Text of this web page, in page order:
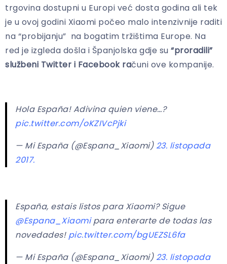
trgovina dostupni u Europi već dosta godina ali tek
je u ovoj godini Xiaomi počeo malo intenzivnije raditi
na “probijanju” na bogatim tržištima Europe. Na
red je izgleda došla i Španjolska gdje su “proradili”
službeni Twitter i Facebook računi ove kompanije.
Hola España! Adivina quien viene…?
pic.twitter.com/oKZIVcPjki
— Mi España (@Espana_Xiaomi) 23. listopada
2017.
España, estais listos para Xiaomi? Sigue
@Espana_Xiaomipara enterarte de todas las
novedades! pic.twitter.com/bgUEZSL6fa
— Mi España (@Espana_Xiaomi) 23. listopada